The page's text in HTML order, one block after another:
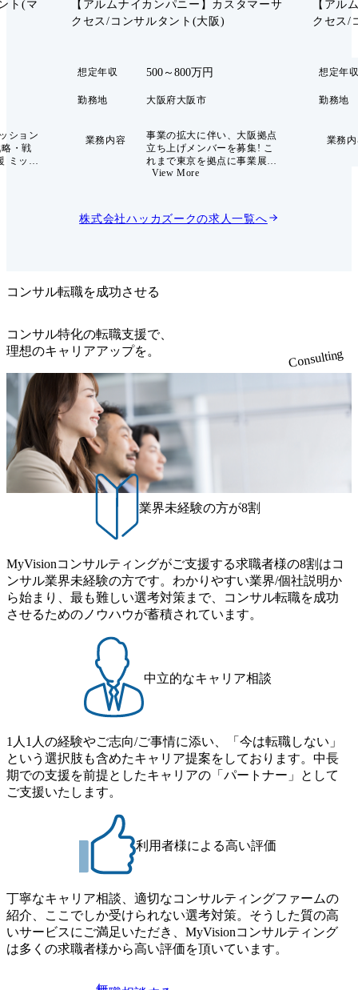
ト(マ
ション
・戦
ミッシ
る成果
案 ・ユ
善案の
すべて
く
アル
しな
をして
ミッシ
(アル
ー ・
と連携
信コン
運営チ
域かつ
れをや
」とい
ありま
あり、
す。
く
関わる
ートア
ご自身
リア形
歓迎で
【アルムナイカンパニー】カスタマーサ
クセス/コンサルタント(大阪)
想定年収 500～800万円
勤務地 大阪府大阪市
業務内容
事業の拡大に伴い、大阪拠点
立ち上げメンバーを募集! こ
れまで東京を拠点に事業展開
してきた当社ですが、さらな
の第一歩として、大阪拠点の
立ち上げに挑戦していただけ
ムを立ち上げ、クライアント
内容 当社のアルムナイ専門サ
ービス「オフィシャル・アル
ムナイ」を通じて、企業や社
繋ぐアルムナイ・ネットワー
援するコンサルティングを担
っていただきます。 ミッショ
ンは、顧客企業が目指すべき
「あるべき姿」を共に描き、
その実現に向けて価値を広げ
ていくためのパートナーとし
て伴走することです。 ・自社
プロダクトを活用したコンサ
ルティング全般 ・アルムナイ
ェクトマネジメント ・顧客満
足度や機能要望等の収集およ
び他部門へのフィードバック
企業ごとに目的は異なるた
め、ご支援範囲は多岐に渡り
ます。 また、新しい領域かつ
せん。 そこが難しくもあり、
面白いところでもあります。
スムーズに始められるようオ
ンボーディングを行います。
・ チームでのフォロー体制
既存のコンサルタントメンバ
独り立ちして業務をお任せす
る予定です。 拠点立ち上げタ
ジションも採用を行います。
2〜3名からスタートし、徐々
に拠点を拡大していく予定で
す。
View More
【アル
クセス/
想定年
勤務地
業務
株式会社ハッカズークの求人一覧へ
コンサル転職を成功させる
コンサル特化の転職支援で、
理想のキャリアアップを。
Consulting
業界未経験の方が8割
MyVisionコンサルティングがご支援する求職者様の8割はコ
ンサル業界未経験の方です。わかりやすい業界/個社説明か
ら始まり、最も難しい選考対策まで、コンサル転職を成功
させるためのノウハウが蓄積されています。
中立的なキャリア相談
1人1人の経験やご志向/ご事情に添い、「今は転職しない」
という選択肢も含めたキャリア提案をしております。中長
期での支援を前提としたキャリアの「パートナー」として
ご支援いたします。
利用者様による高い評価
丁寧なキャリア相談、適切なコンサルティングファームの
紹介、ここでしか受けられない選考対策。そうした質の高
いサービスにご満足いただき、MyVisionコンサルティング
は多くの求職者様から高い評価を頂いています。